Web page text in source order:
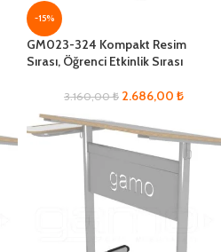
-15%
GM023-324 Kompakt Resim
Sırası, Öğrenci Etkinlik Sırası
3.160,00₺ 2.686,00 ₺